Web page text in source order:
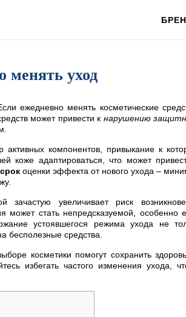
менять уход
ежедневно менять косметические
может привести к нарушению
активных компонентов, привыкание к
коже адаптироваться, что может
оценки эффекта от нового ухода –
зачастую увеличивает риск
может стать непредсказуемой, особенно
устоявшегося режима ухода не
бесполезные средства.
косметики помогут сохранить
избегать частого изменения ухода,